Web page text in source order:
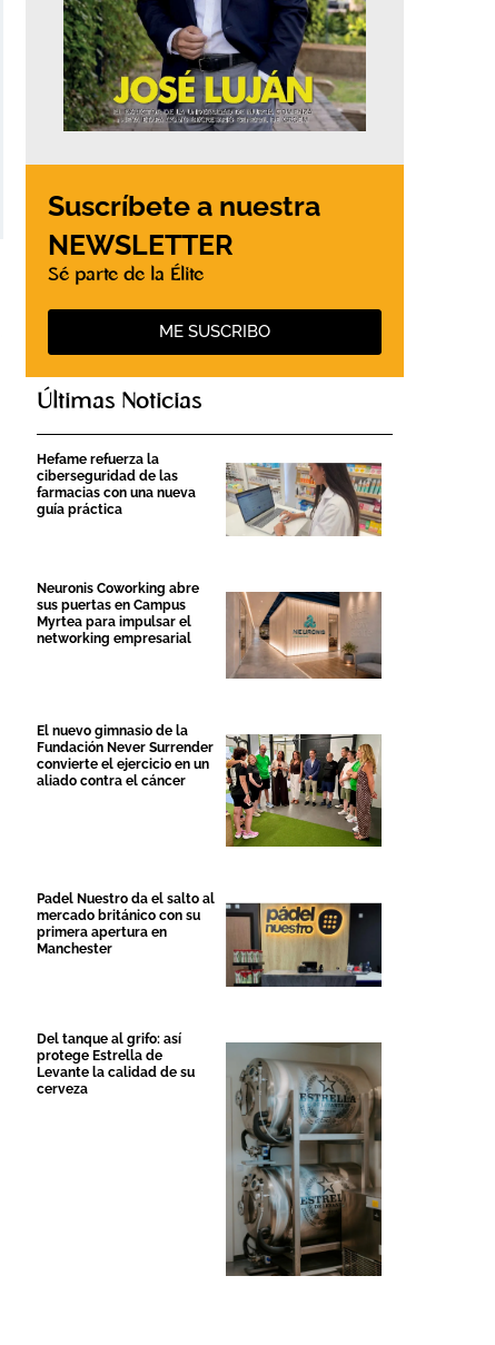
Suscríbete a nuestra
NEWSLETTER
Sé parte de la Élite
ME SUSCRIBO
Últimas Noticias
Hefame refuerza la
ciberseguridad de las
farmacias con una nueva
guía práctica
Neuronis Coworking abre
sus puertas en Campus
Myrtea para impulsar el
networking empresarial
El nuevo gimnasio de la
Fundación Never Surrender
convierte el ejercicio en un
aliado contra el cáncer
Padel Nuestro da el salto al
mercado británico con su
primera apertura en
Manchester
Del tanque al grifo: así
protege Estrella de
Levante la calidad de su
cerveza